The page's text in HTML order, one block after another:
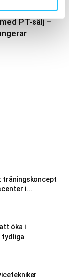
PT-sälj –
träningskoncept
i...
öka i
tydliga